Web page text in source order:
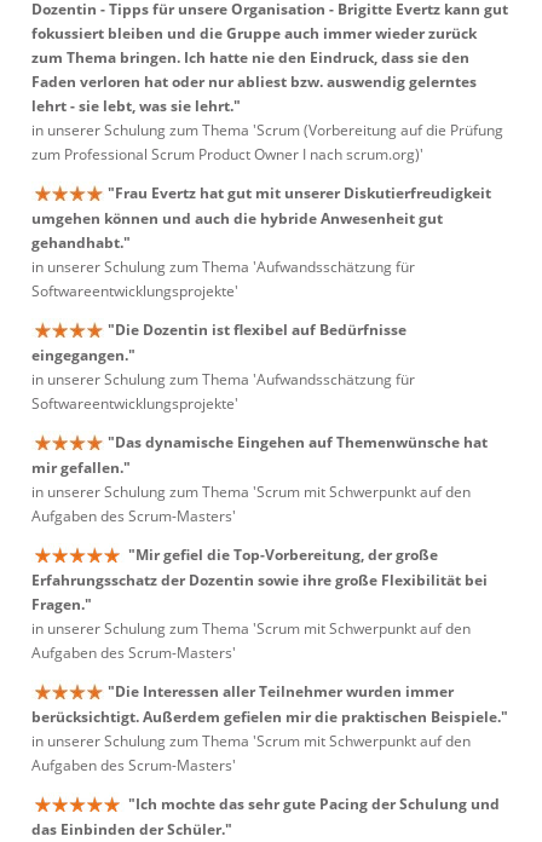
Dozentin - Tipps für unsere Organisation - Brigitte Evertz kann gut
fokussiert bleiben und die Gruppe auch immer wieder zurück
zum Thema bringen. Ich hatte nie den Eindruck, dass sie den
Faden verloren hat oder nur abliest bzw. auswendig gelerntes
lehrt - sie lebt, was sie lehrt."
in unserer Schulung zum Thema 'Scrum (Vorbereitung auf die Prüfung
zum Professional Scrum Product Owner I nach scrum.org)'
"Frau Evertz hat gut mit unserer Diskutierfreudigkeit
umgehen können und auch die hybride Anwesenheit gut
gehandhabt."
in unserer Schulung zum Thema 'Aufwandsschätzung für
Softwareentwicklungsprojekte'
"Die Dozentin ist flexibel auf Bedürfnisse
eingegangen."
in unserer Schulung zum Thema 'Aufwandsschätzung für
Softwareentwicklungsprojekte'
"Das dynamische Eingehen auf Themenwünsche hat
mir gefallen."
in unserer Schulung zum Thema 'Scrum mit Schwerpunkt auf den
Aufgaben des Scrum-Masters'
"Mir gefiel die Top-Vorbereitung, der große
Erfahrungsschatz der Dozentin sowie ihre große Flexibilität bei
Fragen."
in unserer Schulung zum Thema 'Scrum mit Schwerpunkt auf den
Aufgaben des Scrum-Masters'
"Die Interessen aller Teilnehmer wurden immer
berücksichtigt. Außerdem gefielen mir die praktischen Beispiele."
in unserer Schulung zum Thema 'Scrum mit Schwerpunkt auf den
Aufgaben des Scrum-Masters'
"Ich mochte das sehr gute Pacing der Schulung und
das Einbinden der Schüler."